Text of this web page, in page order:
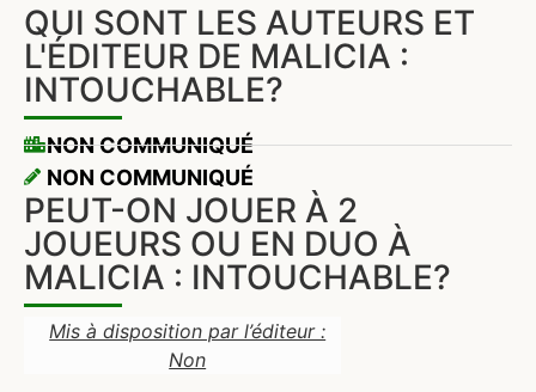
QUI SONT LES AUTEURS ET
L'ÉDITEUR DE MALICIA :
INTOUCHABLE?
NON COMMUNIQUÉ
NON COMMUNIQUÉ
PEUT-ON JOUER À 2
JOUEURS OU EN DUO À
MALICIA : INTOUCHABLE?
Mis à disposition par l’éditeur :
Non